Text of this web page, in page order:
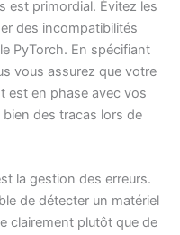
est primordial. Évitez les
des incompatibilités
PyTorch. En spécifiant
vous assurez que votre
est en phase avec vos
des tracas lors de
la gestion des erreurs.
de détecter un matériel
clairement plutôt que de